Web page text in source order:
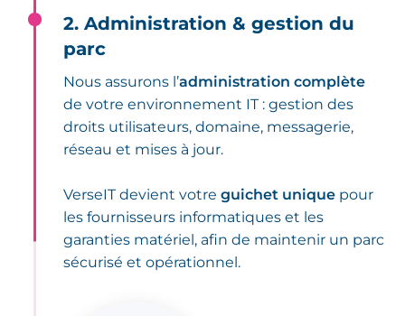
2. Administration & gestion du
parc
Nous assurons l’administration complète
de votre environnement IT : gestion des
droits utilisateurs, domaine, messagerie,
réseau et mises à jour.
VerseIT devient votreguichet unique pour
les fournisseurs informatiques et les
garanties matériel, afin de maintenir un parc
sécurisé et opérationnel.